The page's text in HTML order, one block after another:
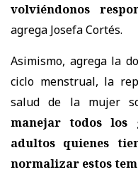
volviéndonos
agrega Josefa Cortés.
Asimismo, agrega la
ciclo menstrual, la
salud de la mujer
manejar todos los
adultos quienes
normalizar estos